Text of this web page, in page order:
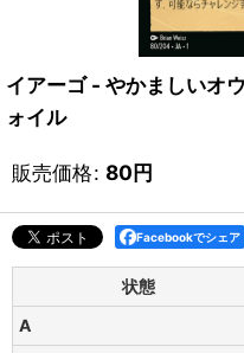
イアーゴ - やかましい
ォイル
販売価格: 80円
Facebookでシェア
状態
A